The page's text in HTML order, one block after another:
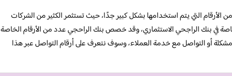
من الأرقام التي يتم استخدامها بشكل كبير جدًا، حيث تستثمر الكثير من الشركات
في بنك الراجحي الاستثماري، وقد خصص بنك الراحجي عدد من الأرقام الخاصة
أو التواصل مع خدمة العملاء، وسوف نتعرف على أرقام التواصل عبر هذا